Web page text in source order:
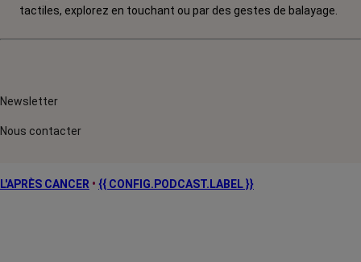
tactiles, explorez en touchant ou par des gestes de balayage.
Newsletter
Nous contacter
L'APRÈS CANCER • {{ CONFIG.PODCAST.LABEL }}